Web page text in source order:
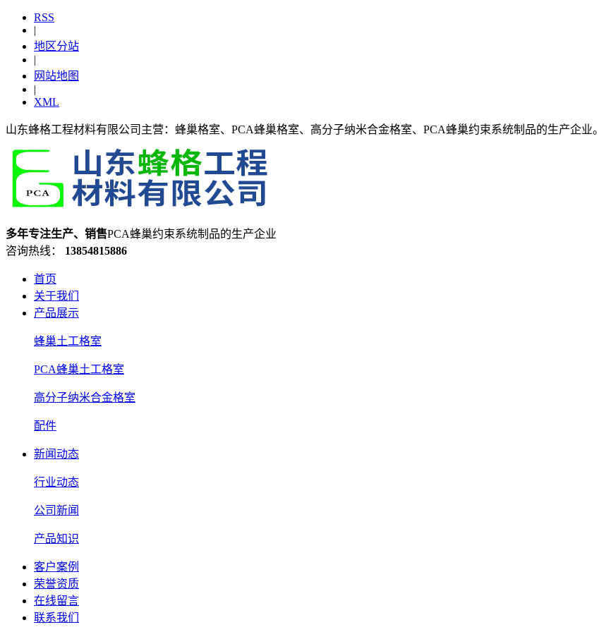
RSS
|
地区分站
|
网站地图
|
XML
山东蜂格工程材料有限公司主营：蜂巢格室、PCA蜂巢格室、高分子纳米合金格室、PCA蜂巢约束系统制品的生产企业。
多年专注生产、销售PCA蜂巢约束系统制品的生产企业
咨询热线： 13854815886
首页
关于我们
产品展示
蜂巢土工格室
PCA蜂巢土工格室
高分子纳米合金格室
配件
新闻动态
行业动态
公司新闻
产品知识
客户案例
荣誉资质
在线留言
联系我们